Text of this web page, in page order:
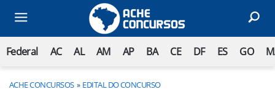
Federal AC AL AM AP BA CE DF ES GO
ACHE CONCURSOS EDITAL DO CONCURSO